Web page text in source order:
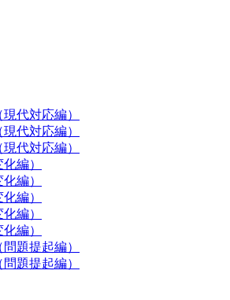
代対応編）
代対応編）
代対応編）
編）
編）
編）
編）
編）
題提起編）
題提起編）